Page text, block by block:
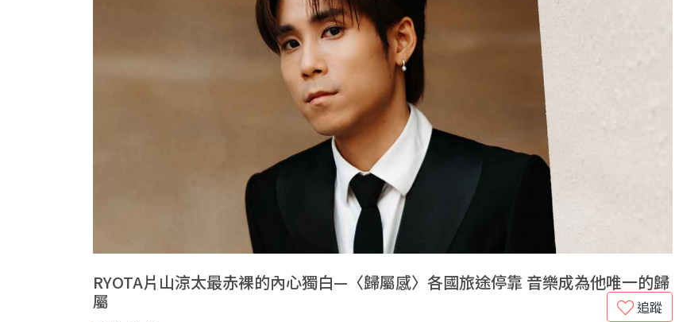
RYOTA片山涼太最赤裸的內心獨白—〈歸屬感〉各國旅途停靠 音樂成為他唯一的歸
屬
追蹤